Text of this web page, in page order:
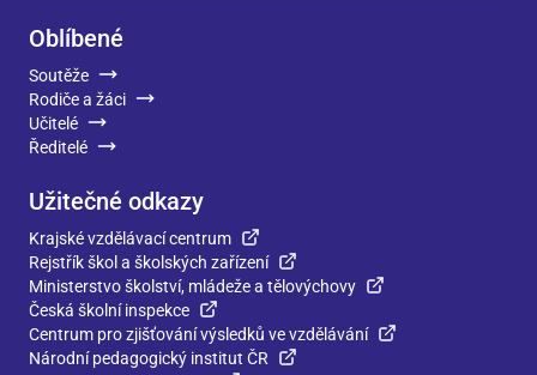
Oblíbené
Soutěže
Rodiče a žáci
Učitelé
Ředitelé
Užitečné odkazy
Krajské vzdělávací centrum
Rejstřík škol a školských zařízení
Ministerstvo školství, mládeže a tělovýchovy
Česká školní inspekce
Centrum pro zjišťování výsledků ve vzdělávání
Národní pedagogický institut ČR